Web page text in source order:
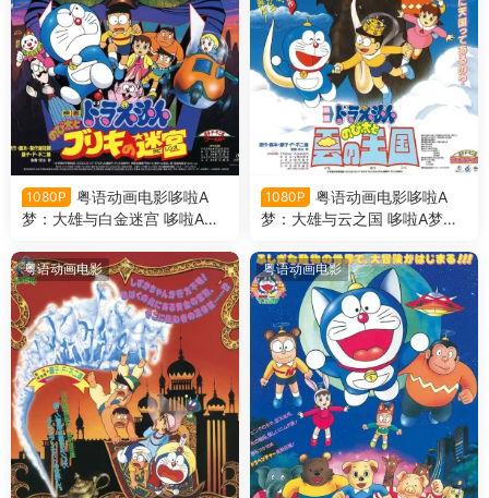
1080P
粤语动画电影哆啦A
梦：大雄与白金迷宫 哆啦A梦
版
1080P
粤语动画电影哆啦A
梦：大雄与云之国 哆啦A梦剧
粤语动画电影 粤语动画电影